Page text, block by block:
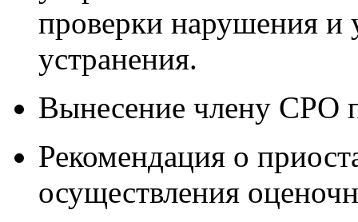
проверки нарушения и
устранения.
Вынесение члену СРО
Рекомендация о
осуществления